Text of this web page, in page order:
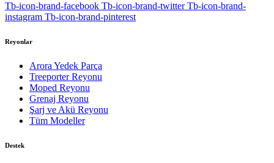
Tb-icon-brand-facebook Tb-icon-brand-twitter Tb-icon-brand-
instagram Tb-icon-brand-pinterest
Reyonlar
Arora Yedek Parça
Treeporter Reyonu
Moped Reyonu
Grenaj Reyonu
Şarj ve Akü Reyonu
Tüm Modeller
Destek